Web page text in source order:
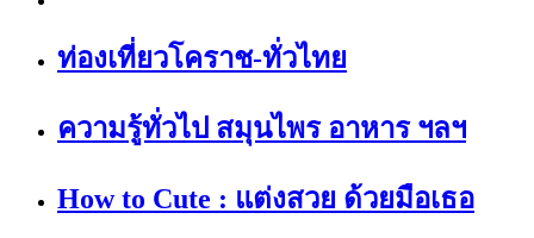
ท่องเที่ยวโคราช-ทั่วไทย
ความรู้ทั่วไป สมุนไพร อาหาร ฯลฯ
How to Cute : แต่งสวย ด้วยมือเธอ